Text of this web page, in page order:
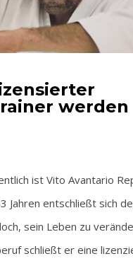
werden
ist Vito Avantario
Jahren entschließt sich
sein Leben zu
schließt er eine